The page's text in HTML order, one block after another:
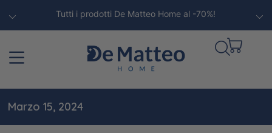
Tutti i prodotti De Matteo Home al -70%!
Marzo 15, 2024